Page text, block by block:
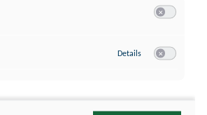
Details zu YouTube